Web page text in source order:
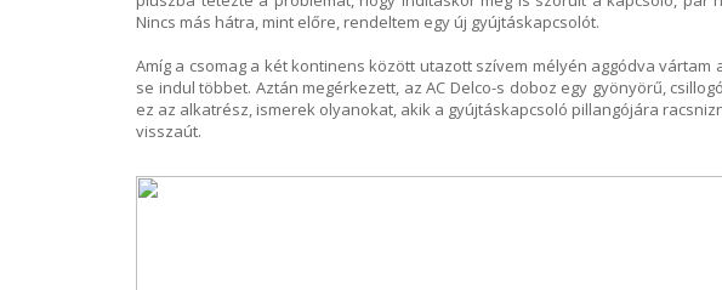
Nincs más hátra, mint előre, rendeltem egy új gyújtáskapcsolót.
Amíg a csomag a két kontinens között utazott szívem mélyén aggódva
se indul többet. Aztán megérkezett, az AC Delco-s doboz egy gyönyörű,
ez az alkatrész, ismerek olyanokat, akik a gyújtáskapcsoló pillangójára
visszaút.